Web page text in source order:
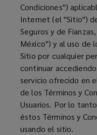
Condiciones")
Internet (el "Sitio")
Seguros y de
México") y al uso de
Sitio por cualquier
continuar
servicio ofrecido en
de los Términos y
Usuarios. Por lo
éstos Términos y
usando el sitio.